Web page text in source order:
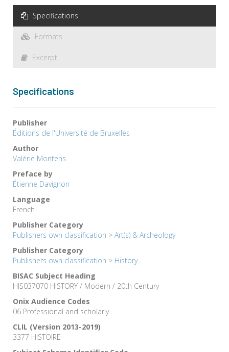
Specifications
Formats
Excerpt
Specifications
Publisher
Éditions de l'Université de Bruxelles
Author
Valérie Montens
Preface by
Étienne Davignon
Language
French
Publisher Category
Publishers own classification > Art(s) & Archeology
Publisher Category
Publishers own classification > History
BISAC Subject Heading
HIS037070 HISTORY / Modern / 20th Century
Onix Audience Codes
06 Professional and scholarly
CLIL (Version 2013-2019)
3377 HISTOIRE